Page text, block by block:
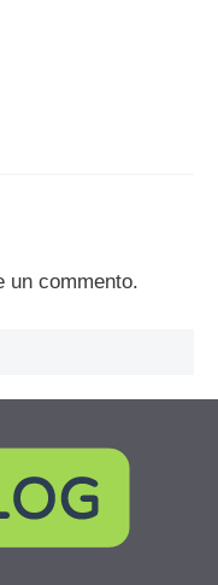
un commento.